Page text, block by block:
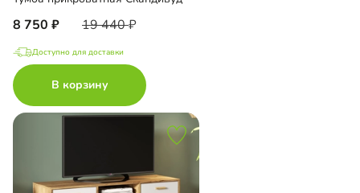
8 750 19 440
Доступно для доставки
В корзину